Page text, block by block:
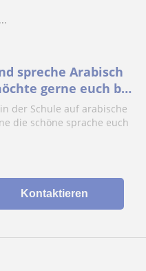
spreche Arabisch
gerne euch bei
helfen
der Schule auf arabische
die schöne sprache euch
Kontaktieren